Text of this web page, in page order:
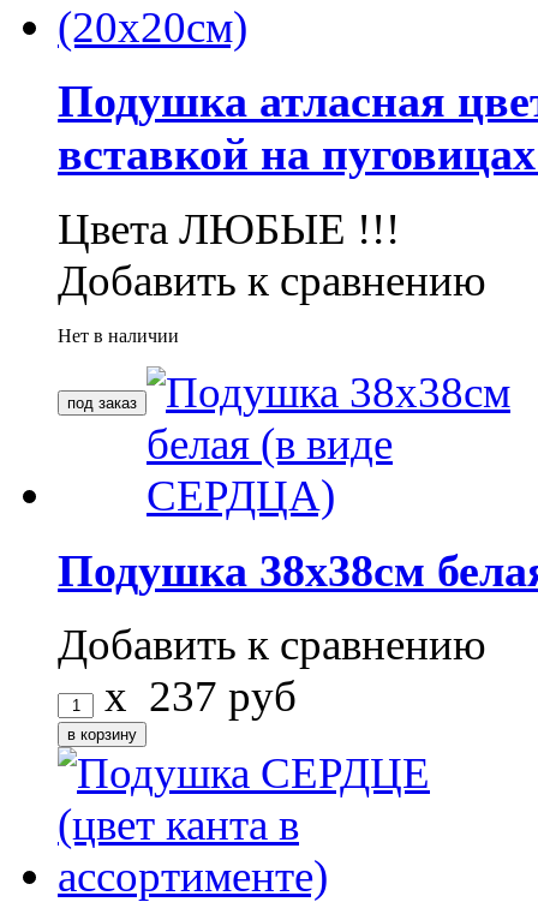
Подушка атласная
вставкой на
Цвета ЛЮБЫЕ !!!
Добавить к сравнению
Нет в наличии
Подушка 38х38см
Добавить к сравнению
x 237 руб